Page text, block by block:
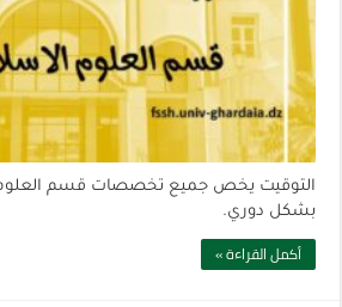
التوقيت يخص جميع تخصصات قسم العلوم
بشكل دوري.
أكمل القراءة »